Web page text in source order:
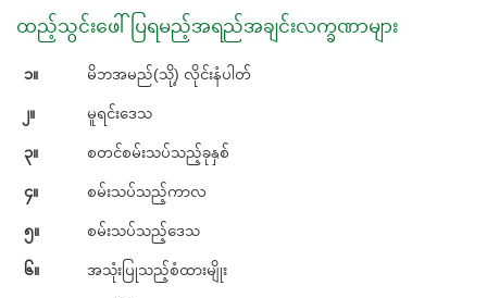
ထည့်သွင်းဖေါ်ပြရမည့်အရည်အချင်းလက္ခဏာများ
၁။ မိဘအမည်(သို့) လိုင်းနံပါတ်
၂။ မူရင်းဒေသ
၃။ စတင်စမ်းသပ်သည့်ခုနှစ်
၄။ စမ်းသပ်သည့်ကာလ
၅။ စမ်းသပ်သည့်ဒေသ
၆။ အသုံးပြုသည့်စံထားမျိုး